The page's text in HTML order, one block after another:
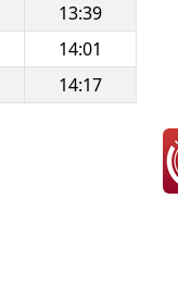
13:39
14:01
14:17